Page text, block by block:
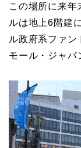
この場所に来年
ルは地上6階建
ル政府系ファン
モール・ジャパ